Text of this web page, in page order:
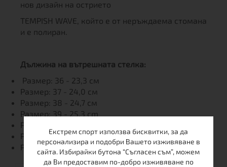
нов дизайн на острието
TEMPISH WAVE, който е от неръждаема стомана
и е полиран.
Дължина на вътрешната стелка:
Размер: 36 - 23,3 см
Размер: 37 - 24,0 см
Размер: 38 - 24,7 см
Размер: 39 - 25,3 cm
Размер: 40 - 26,0 см
Размер: 41 - 26,7 см
Размер: 42 - 27,5 см
Екстрем спорт използва бисквитки, за да
персонализира и подобри Вашето изживяване в
сайта. Избирайки бутона “Съгласен съм”, можем
да Ви предоставим по-добро изживяване по